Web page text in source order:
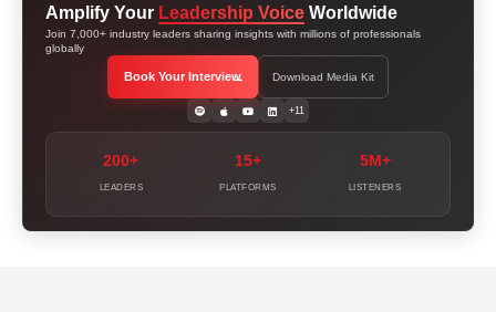
Amplify Your Leadership Voice Worldwide
Join 7,000+ industry leaders sharing insights with millions of professionals
globally
200+
LEADERS
15+
PLATFORMS
5M+
LISTENERS
+11
Book Your Interview Download Media Kit